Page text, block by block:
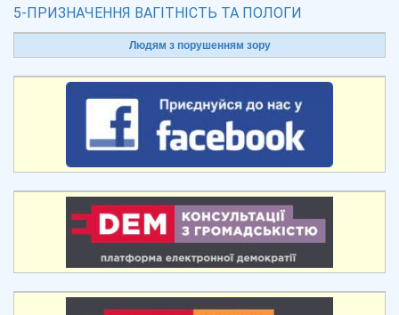
5-ПРИЗНАЧЕННЯ ВАГІТНІСТЬ ТА ПОЛОГИ
Людям з порушенням зору